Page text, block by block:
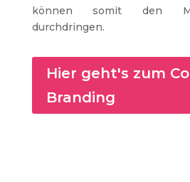
können somit den
durchdringen.
Hier geht's zum
Branding